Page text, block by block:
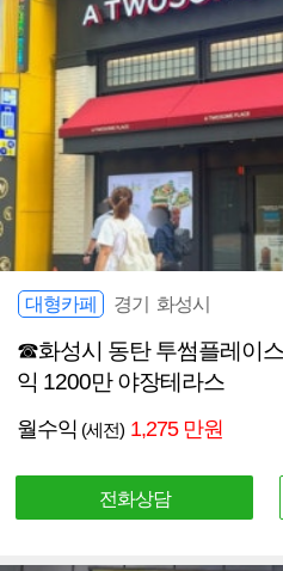
대형카페 경기 화성시
☎화성시 동탄 투썸플레이
익 1200만 야장테라스
월수익 (세전) 1,275 만원
전화상담